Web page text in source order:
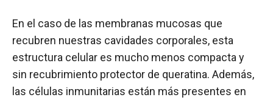
En el caso de las membranas mucosas que
recubren nuestras cavidades corporales, esta
estructura celular es mucho menos compacta y
sin recubrimiento protector de queratina. Además,
las células inmunitarias están más presentes en